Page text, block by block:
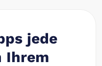
jede
Ihrem